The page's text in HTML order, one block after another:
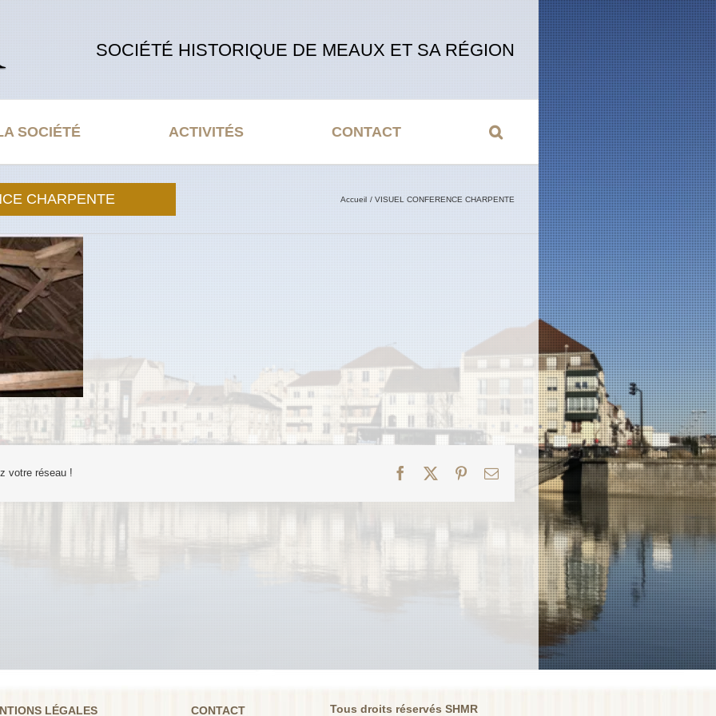
SOCIÉTÉ HISTORIQUE DE MEAUX ET SA RÉGION
SOCIÉTÉ ACTIVITÉS CONTACT
CHARPENTE Accueil VISUEL CONFERENCE CHARPENTE
votre réseau ! Facebook PinterestEmail
LÉGALES CONTACT Tous droits réservés SHMR